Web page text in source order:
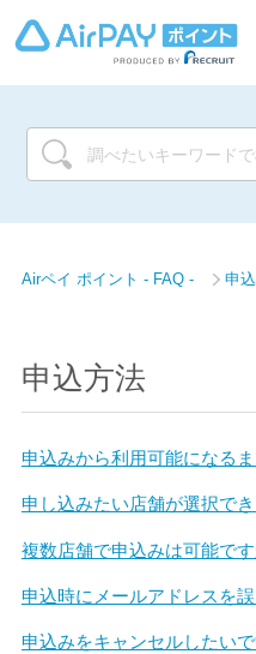
Airペイ ポイント - FAQ - 申
申込方法
申込みから利用可能になる
申し込みたい店舗が選択で
複数店舗で申込みは可能です
申込時にメールアドレスを
申込みをキャンセルしたい